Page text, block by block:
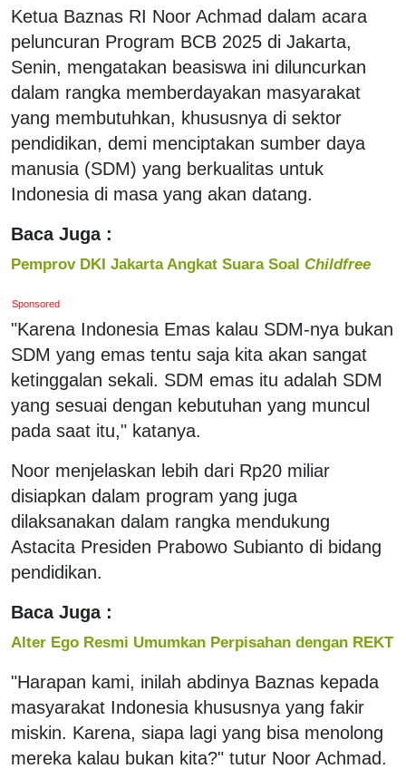
Ketua Baznas RI Noor Achmad dalam acara
peluncuran Program BCB 2025 di Jakarta,
Senin, mengatakan beasiswa ini diluncurkan
dalam rangka memberdayakan masyarakat
yang membutuhkan, khususnya di sektor
pendidikan, demi menciptakan sumber daya
manusia (SDM) yang berkualitas untuk
Indonesia di masa yang akan datang.
Baca Juga :
Pemprov DKI Jakarta Angkat Suara Soal Childfree
Sponsored
"Karena Indonesia Emas kalau SDM-nya bukan
SDM yang emas tentu saja kita akan sangat
ketinggalan sekali. SDM emas itu adalah SDM
yang sesuai dengan kebutuhan yang muncul
pada saat itu," katanya.
Noor menjelaskan lebih dari Rp20 miliar
disiapkan dalam program yang juga
dilaksanakan dalam rangka mendukung
Astacita Presiden Prabowo Subianto di bidang
pendidikan.
Baca Juga :
Alter Ego Resmi Umumkan Perpisahan dengan REKT
"Harapan kami, inilah abdinya Baznas kepada
masyarakat Indonesia khususnya yang fakir
miskin. Karena, siapa lagi yang bisa menolong
mereka kalau bukan kita?" tutur Noor Achmad.